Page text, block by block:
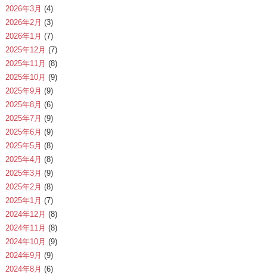
2026年3月 (4)
2026年2月 (3)
2026年1月 (7)
2025年12月 (7)
2025年11月 (8)
2025年10月 (9)
2025年9月 (9)
2025年8月 (6)
2025年7月 (9)
2025年6月 (9)
2025年5月 (8)
2025年4月 (8)
2025年3月 (9)
2025年2月 (8)
2025年1月 (7)
2024年12月 (8)
2024年11月 (8)
2024年10月 (9)
2024年9月 (9)
2024年8月 (6)